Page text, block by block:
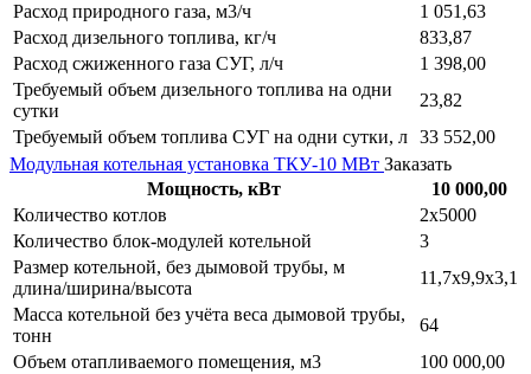
Расход природного газа, м3/ч
1 051,63
Расход дизельного топлива, кг/ч
833,87
Расход сжиженного газа СУГ, л/ч
1 398,00
Требуемый объем дизельного топлива на одни
сутки
23,82
Требуемый объем топлива СУГ на одни сутки, л 33 552,00
Модульная котельная установка ТКУ-10 МВт Заказать
Мощность, кВт
10 000,00
Количество котлов
2х5000
Количество блок-модулей котельной
3
Размер котельной, без дымовой трубы, м
длина/ширина/высота
11,7х9,9х3,1
Масса котельной без учёта веса дымовой трубы,
тонн
64
Объем отапливаемого помещения, м3
100 000,00